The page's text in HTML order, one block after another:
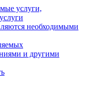
услуги,
необходимыми
и другими